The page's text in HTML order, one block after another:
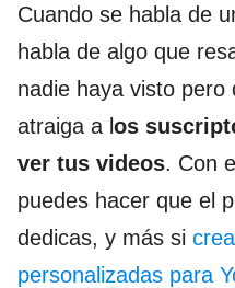
Cuando se habla de
habla de algo que
nadie haya visto pero
atraiga a los
ver tus videos. Con
puedes hacer que el
dedicas, y más si
personalizadas para